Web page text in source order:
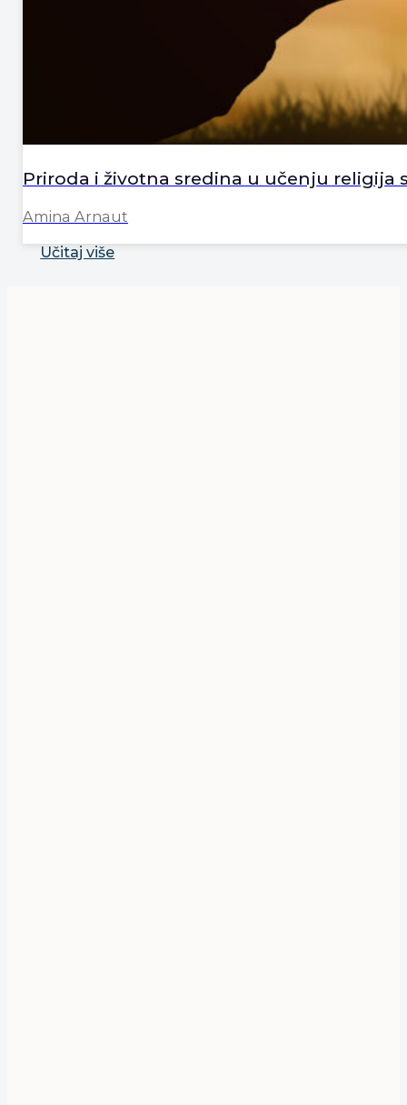
Priroda i životna sredina u učenju religija
Amina Arnaut
Učitaj više